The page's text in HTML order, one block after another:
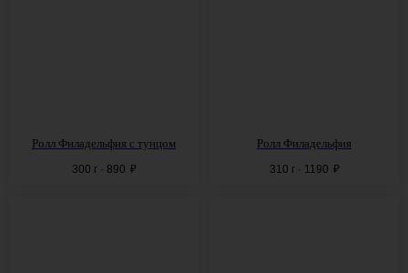
Ролл Филадельфия с тунцом
300 г · 890 ₽
Ролл Филадельфия
310 г · 1190 ₽